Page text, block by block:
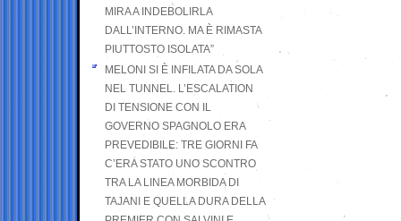
MIRA A INDEBOLIRLA
DALL’INTERNO. MA È RIMASTA
PIUTTOSTO ISOLATA”
MELONI SI È INFILATA DA SOLA
NEL TUNNEL. L’ESCALATION
DI TENSIONE CON IL
GOVERNO SPAGNOLO ERA
PREVEDIBILE: TRE GIORNI FA
C’ERA STATO UNO SCONTRO
TRA LA LINEA MORBIDA DI
TAJANI E QUELLA DURA DELLA